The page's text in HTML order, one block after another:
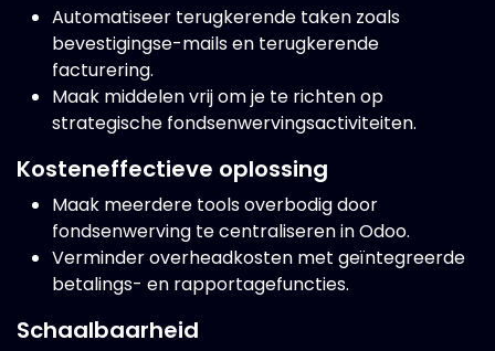
Automatiseer terugkerende taken zoals
bevestigingse-mails en terugkerende
facturering.
Maak middelen vrij om je te richten op
strategische fondsenwervingsactiviteiten.
Kosteneffectieve oplossing
Maak meerdere tools overbodig door
fondsenwerving te centraliseren in Odoo.
Verminder overheadkosten met geïntegreerde
betalings- en rapportagefuncties.
Schaalbaarheid